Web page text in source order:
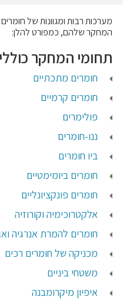
מערכות רבות ומגוונות של
המחקר שלהם, כמפורט להלן:
תחומי המחקר
חומרים מתכתיים
חומרים קרמיים
פולימרים
ננו-חומרים
ביו חומרים
חומרים ביומימטיים
חומרים פונקציונליים
אלקטרוכימיה וקורוזיה
חומרים להמרת אנרגיה
מכניקה של חומרים רכים
משטחי ביניים
איפיון מיקרומבנה